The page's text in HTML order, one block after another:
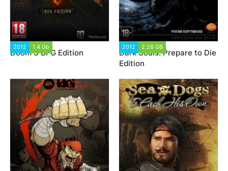
2012 1.4 Gb
Doom 3 BFG Edition
2012 2.26 GB
Dark Souls: Prepare to Die
Edition